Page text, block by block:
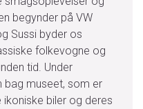
begynder på VW
Sussi byder os
folkevogne og
tid. Under
bag museet, som er
biler og deres